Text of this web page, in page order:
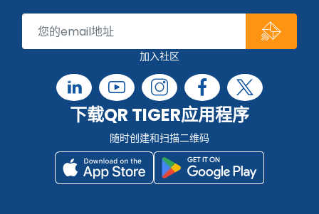
加入社区
下载QR TIGER应用程序
随时创建和扫描二维码